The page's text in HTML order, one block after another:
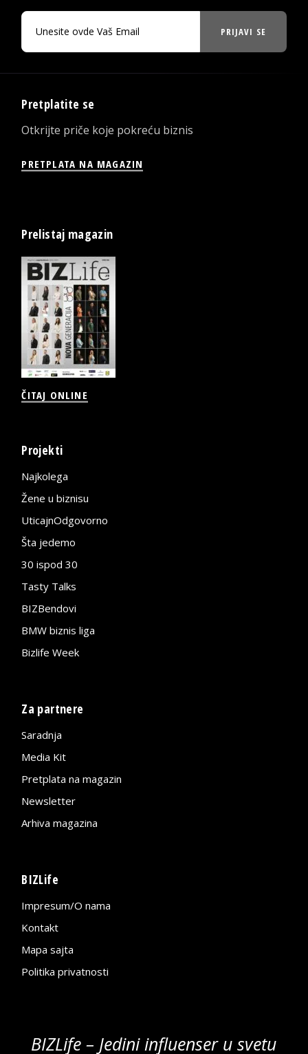
PRIJAVI SE
Pretplatite se
Otkrijte priče koje pokreću biznis
PRETPLATA NA MAGAZIN
Prelistaj magazin
ČITAJ ONLINE
Projekti
Najkolega
Žene u biznisu
UticajnOdgovorno
Šta jedemo
30 ispod 30
Tasty Talks
BIZBendovi
BMW biznis liga
Bizlife Week
Za partnere
Saradnja
Media Kit
Pretplata na magazin
Newsletter
Arhiva magazina
BIZLife
Impresum/O nama
Kontakt
Mapa sajta
Politika privatnosti
BIZLife – Jedini influenser u svetu